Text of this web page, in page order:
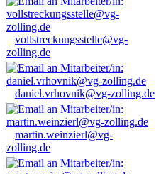
vollstreckungsstelle@vg-
zolling.de
daniel.vrhovnik@vg-zolling.de
martin.weinzierl@vg-
zolling.de